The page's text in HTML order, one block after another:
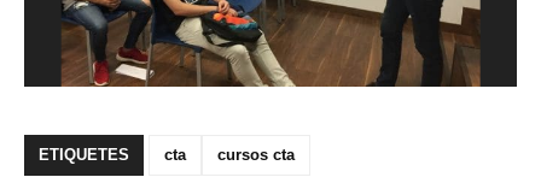
ETIQUETES cta cursos cta